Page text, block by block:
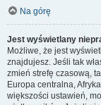
Na górę
Jest wyświetlany
Możliwe, że jest
znajdujesz. Jeśli tak
zmień strefę czasową,
Europa centralna,
większości ustawień,